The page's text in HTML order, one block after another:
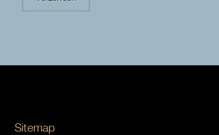
Sitemap